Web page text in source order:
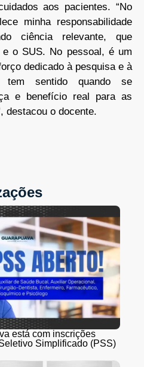
aos pacientes. “No
minha responsabilidade
ciência relevante, que
e o SUS. No pessoal, é um
dedicado à pesquisa e à
tem sentido quando se
e benefício real para as
destacou o docente.
está com inscrições
Simplificado (PSS)